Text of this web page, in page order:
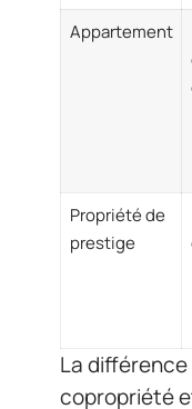
Appartement
Propriété de
prestige
La
copropriété